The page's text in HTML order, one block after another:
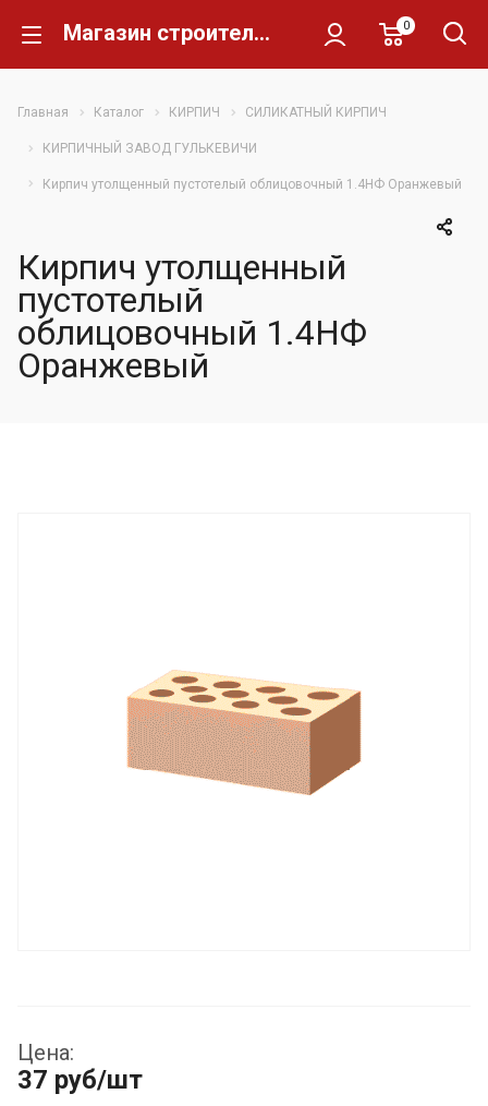
Магазин строительных материалов Склад Кирпича 0
Главная Каталог КИРПИЧ СИЛИКАТНЫЙ КИРПИЧ
КИРПИЧНЫЙ ЗАВОД ГУЛЬКЕВИЧИ
Кирпич утолщенный пустотелый облицовочный 1.4НФ Оранжевый
Кирпич утолщенный
пустотелый
облицовочный 1.4НФ
Оранжевый
Цена:
37 руб/шт